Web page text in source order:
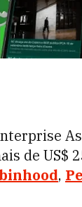
de US$
,